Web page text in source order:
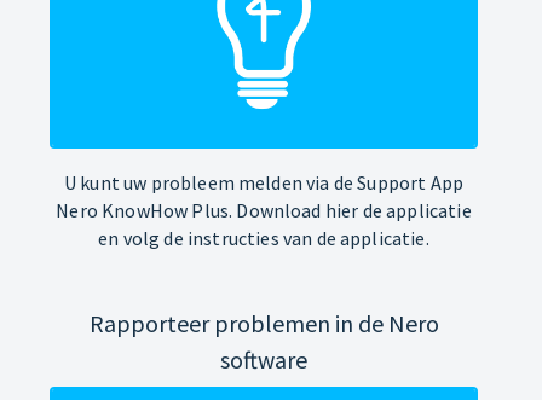
U kunt uw probleem melden via de Support App
Nero KnowHow Plus. Download hier de applicatie
en volg de instructies van de applicatie.
Rapporteer problemen in de Nero
software